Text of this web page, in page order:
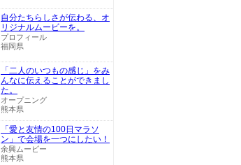
自分たちらしさが伝わる、オ
リジナルムービーを。
プロフィール
福岡県
「二人のいつもの感じ」をみ
んなに伝えることができまし
た。
オープニング
熊本県
「愛と友情の100日マラソ
ン」で会場を一つにしたい！
余興ムービー
熊本県